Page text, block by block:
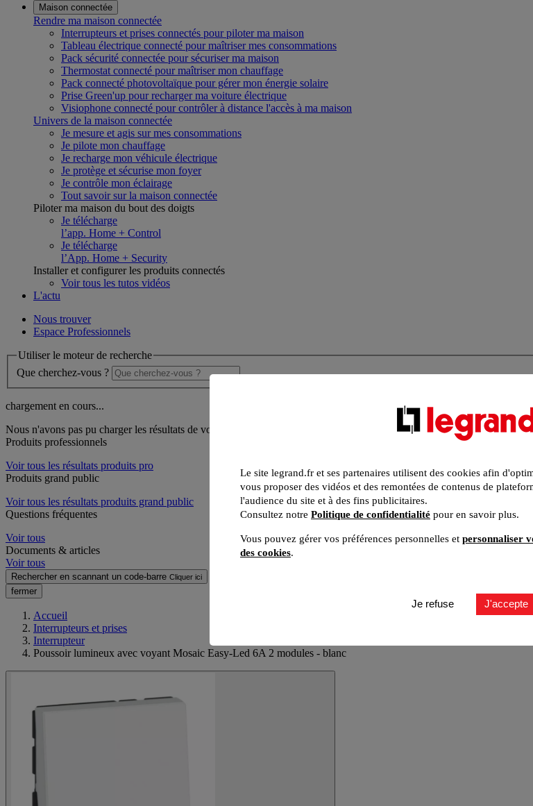
Maison connectée
Rendre ma maison connectée
Interrupteurs et prises connectés pour piloter ma maison
Tableau électrique connecté pour maîtriser mes consommations
Pack sécurité connectée pour sécuriser ma maison
Thermostat connecté pour maîtriser mon chauffage
Pack connecté photovoltaïque pour gérer mon énergie solaire
Prise Green'up pour recharger ma voiture électrique
Visiophone connecté pour contrôler à distance l'accès à ma maison
Univers de la maison connectée
Je mesure et agis sur mes consommations
Je pilote mon chauffage
Je recharge mon véhicule électrique
Je protège et sécurise mon foyer
Je contrôle mon éclairage
Tout savoir sur la maison connectée
Piloter ma maison du bout des doigts
Je télécharge
l’app. Home + Control
Je télécharge
l’App. Home + Security
Installer et configurer les produits connectés
Voir tous les tutos vidéos
L'actu
Nous trouver
Espace Professionnels
Utiliser le moteur de recherche
Que cherchez-vous ?
chargement en cours...
Nous n'avons pas pu charger les résultats de votre recherche
Produits professionnels
Voir tous les résultats produits pro
Produits grand public
Voir tous les résultats produits grand public
Questions fréquentes
Voir tous
Documents & articles
Voir tous
Rechercher en scannant un code-barre Cliquer ici
fermer
Accueil
Interrupteurs et prises
Interrupteur
Poussoir lumineux avec voyant Mosaic Easy-Led 6A 2 modules - blanc
Le site legrand.fr et ses partenaires utilisent des cookies afin
vous proposer des vidéos et des remontées de contenus de
l'audience du site et à des fins publicitaires.
Consultez notre Politique de confidentialité pour en savoir plus.
Vous pouvez gérer vos préférences personnelles et personnaliser
des cookies.
Je refuse J'accepte